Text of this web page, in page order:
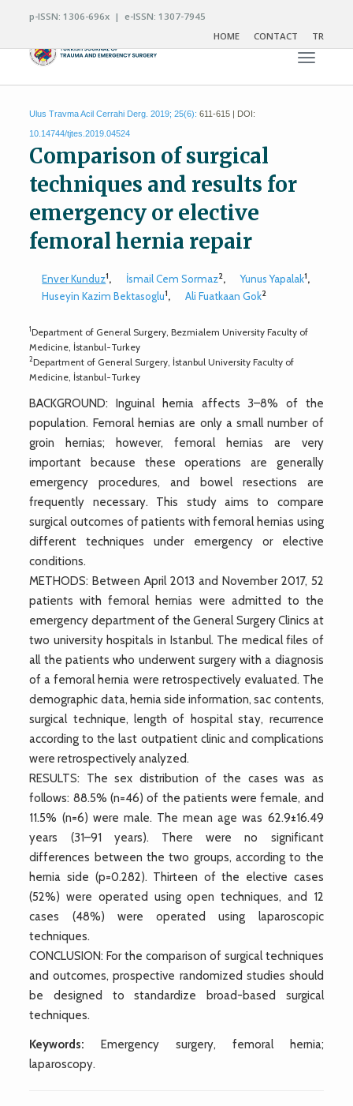
p-ISSN: 1306-696x | e-ISSN: 1307-7945
HOME
CONTACT TR
Toggle
Ulus Travma Acil Cerrahi Derg. 2019; 25(6): 611-615 | DOI:
10.14744/tjtes.2019.04524
Comparison of surgical
techniques and results for
emergency or elective
femoral hernia repair
Enver Kunduz1, İsmail Cem Sormaz2, Yunus Yapalak1,
Huseyin Kazim Bektasoglu1, Ali Fuatkaan Gok2
1Department of General Surgery, Bezmialem University Faculty of
Medicine, İstanbul-Turkey
2Department of General Surgery, İstanbul University Faculty of
Medicine, İstanbul-Turkey
BACKGROUND: Inguinal hernia affects 3–8% of the
population. Femoral hernias are only a small number of
groin hernias; however, femoral hernias are very
important because these operations are generally
emergency procedures, and bowel resections are
frequently necessary. This study aims to compare
surgical outcomes of patients with femoral hernias using
different techniques under emergency or elective
conditions.
METHODS: Between April 2013 and November 2017, 52
patients with femoral hernias were admitted to the
emergency department of the General Surgery Clinics at
two university hospitals in Istanbul. The medical files of
all the patients who underwent surgery with a diagnosis
of a femoral hernia were retrospectively evaluated. The
demographic data, hernia side information, sac contents,
surgical technique, length of hospital stay, recurrence
according to the last outpatient clinic and complications
were retrospectively analyzed.
RESULTS: The sex distribution of the cases was as
follows: 88.5% (n=46) of the patients were female, and
11.5% (n=6) were male. The mean age was 62.9±16.49
years (31–91 years). There were no significant
differences between the two groups, according to the
hernia side (p=0.282). Thirteen of the elective cases
(52%) were operated using open techniques, and 12
cases (48%) were operated using laparoscopic
techniques.
CONCLUSION: For the comparison of surgical techniques
and outcomes, prospective randomized studies should
be designed to standardize broad-based surgical
techniques.
Keywords: Emergency surgery, femoral hernia;
laparoscopy.